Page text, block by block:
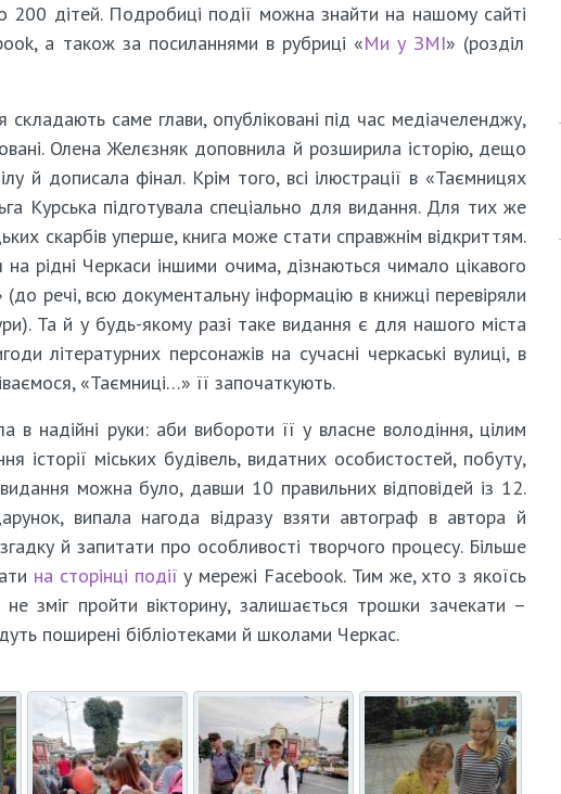
200 дітей. Подробиці події можна знайти на нашому сайті
а також за посиланнями в рубриці «Ми у ЗМІ» (розділ
саме глави, опубліковані під час медіачеленджу,
Олена Желєзняк доповнила й розширила історію, дещо
й дописала фінал. Крім того, всі ілюстрації в «Таємницях
Курська підготувала спеціально для видання. Для тих же
скарбів уперше, книга може стати справжнім відкриттям.
рідні Черкаси іншими очима, дізнаються чимало цікавого
речі, всю документальну інформацію в книжці перевіряли
Та й у будь-якому разі таке видання є для нашого міста
літературних персонажів на сучасні черкаські вулиці, в
«Таємниці…» її започаткують.
в надійні руки: аби вибороти її у власне володіння, цілим
історії міських будівель, видатних особистостей, побуту,
можна було, давши 10 правильних відповідей із 12.
випала нагода відразу взяти автограф в автора й
й запитати про особливості творчого процесу. Більше
на сторінці події у мережі Facebook. Тим же, хто з якоїсь
зміг пройти вікторину, залишається трошки зачекати –
поширені бібліотеками й школами Черкас.